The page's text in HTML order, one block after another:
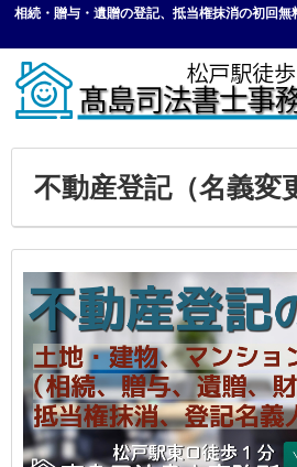
相続・贈与・遺贈の登記、抵当権抹消の初回
不動産登記（名義変